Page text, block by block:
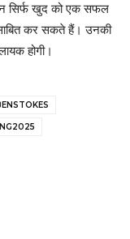
न सिर्फ खुद को एक सफल
कर सकते हैं। उनकी
होगी।